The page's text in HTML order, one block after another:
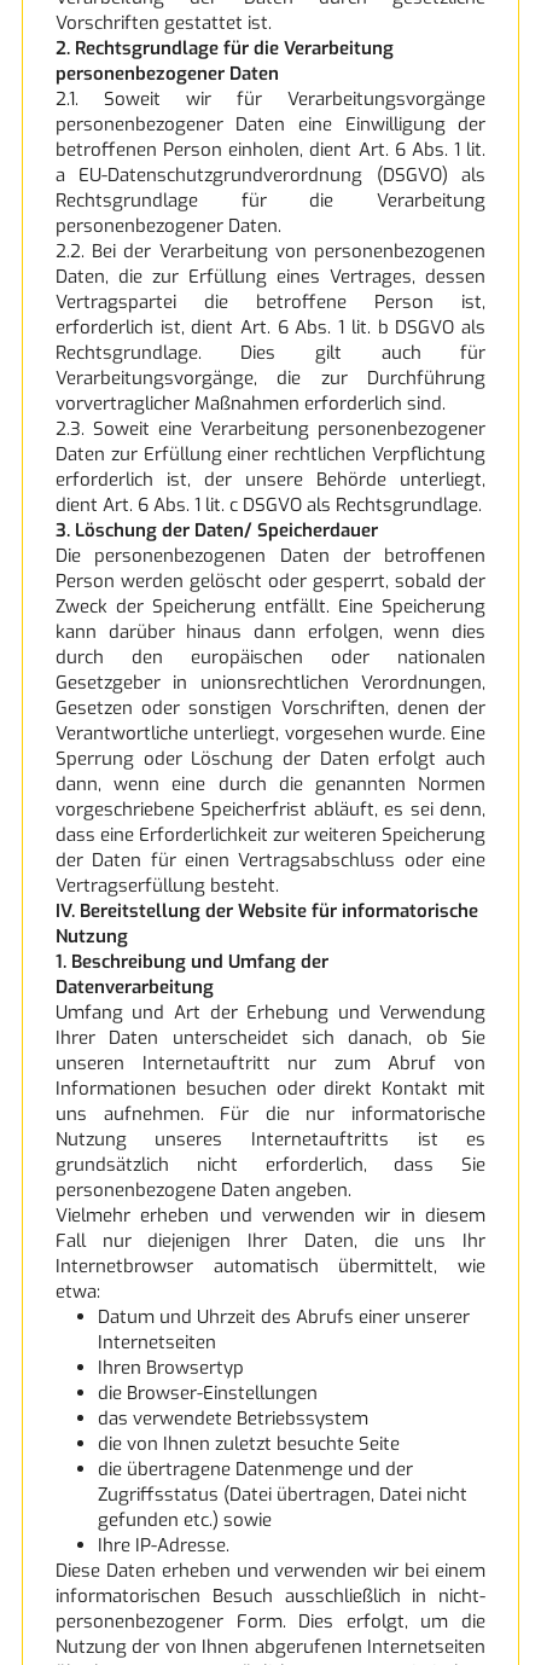
Vorschriften gestattet ist.
2. Rechtsgrundlage für die Verarbeitung
personenbezogener Daten
2.1. Soweit wir für Verarbeitungsvorgänge
personenbezogener Daten eine Einwilligung der
betroffenen Person einholen, dient Art. 6 Abs. 1 lit.
a EU-Datenschutzgrundverordnung (DSGVO) als
Rechtsgrundlage für die Verarbeitung
personenbezogener Daten.
2.2. Bei der Verarbeitung von personenbezogenen
Daten, die zur Erfüllung eines Vertrages, dessen
Vertragspartei die betroffene Person ist,
erforderlich ist, dient Art. 6 Abs. 1 lit. b DSGVO als
Rechtsgrundlage. Dies gilt auch für
Verarbeitungsvorgänge, die zur Durchführung
vorvertraglicher Maßnahmen erforderlich sind.
2.3. Soweit eine Verarbeitung personenbezogener
Daten zur Erfüllung einer rechtlichen Verpflichtung
erforderlich ist, der unsere Behörde unterliegt,
dient Art. 6 Abs. 1 lit. c DSGVO als Rechtsgrundlage.
3. Löschung der Daten/ Speicherdauer
Die personenbezogenen Daten der betroffenen
Person werden gelöscht oder gesperrt, sobald der
Zweck der Speicherung entfällt. Eine Speicherung
kann darüber hinaus dann erfolgen, wenn dies
durch den europäischen oder nationalen
Gesetzgeber in unionsrechtlichen Verordnungen,
Gesetzen oder sonstigen Vorschriften, denen der
Verantwortliche unterliegt, vorgesehen wurde. Eine
Sperrung oder Löschung der Daten erfolgt auch
dann, wenn eine durch die genannten Normen
vorgeschriebene Speicherfrist abläuft, es sei denn,
dass eine Erforderlichkeit zur weiteren Speicherung
der Daten für einen Vertragsabschluss oder eine
Vertragserfüllung besteht.
IV. Bereitstellung der Website für informatorische
Nutzung
1. Beschreibung und Umfang der
Datenverarbeitung
Umfang und Art der Erhebung und Verwendung
Ihrer Daten unterscheidet sich danach, ob Sie
unseren Internetauftritt nur zum Abruf von
Informationen besuchen oder direkt Kontakt mit
uns aufnehmen. Für die nur informatorische
Nutzung unseres Internetauftritts ist es
grundsätzlich nicht erforderlich, dass Sie
personenbezogene Daten angeben.
Vielmehr erheben und verwenden wir in diesem
Fall nur diejenigen Ihrer Daten, die uns Ihr
Internetbrowser automatisch übermittelt, wie
etwa:
Datum und Uhrzeit des Abrufs einer unserer
Internetseiten
Ihren Browsertyp
die Browser-Einstellungen
das verwendete Betriebssystem
die von Ihnen zuletzt besuchte Seite
die übertragene Datenmenge und der
Zugriffsstatus (Datei übertragen, Datei nicht
gefunden etc.) sowie
Ihre IP-Adresse.
Diese Daten erheben und verwenden wir bei einem
informatorischen Besuch ausschließlich in nicht-
personenbezogener Form. Dies erfolgt, um die
Nutzung der von Ihnen abgerufenen Internetseiten